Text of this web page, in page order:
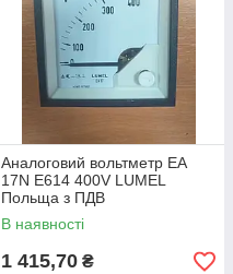
Аналоговий вольтметр EA
17N E614 400V LUMEL
Польща з ПДВ
В наявності
1 415,70 ₴